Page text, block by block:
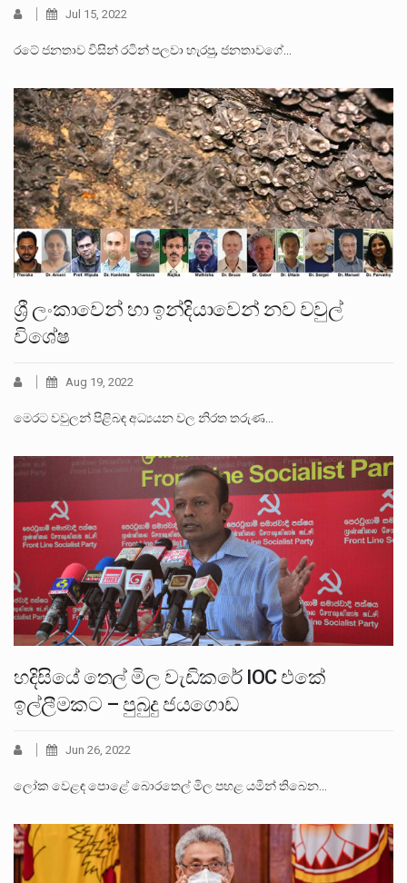
Jul 15, 2022
රටේ ජනතාව විසින් රටින් පලවා හැරපු, ජනතාවගේ…
ශ්‍රී ලංකාවෙන් හා ඉන්දියාවෙන් නව වවුල්
විශේෂ
Aug 19, 2022
මෙරට වවුලන් පිළිබඳ අධ්‍යයන වල නිරත තරුණ…
හදිසියේ තෙල් මිල වැඩිකරේ IOC එකේ
ඉල්ලීමකට – පුබුදු ජයගොඩ
Jun 26, 2022
ලෝක වෙළඳ පොළේ බොරතෙල් මිල පහළ යමින් තිබෙන…